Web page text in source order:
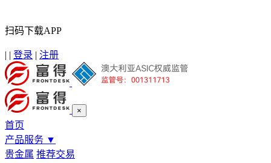
扫码下载APP
| | 登录 | 注册
×
首页
产品服务 ▼
贵金属 推荐交易